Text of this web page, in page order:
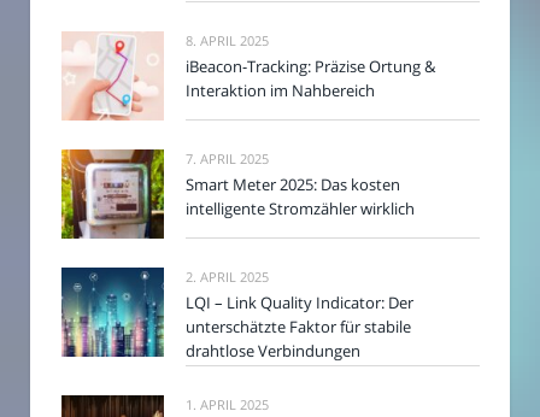
8. APRIL 2025
iBeacon-Tracking: Präzise Ortung &
Interaktion im Nahbereich
7. APRIL 2025
Smart Meter 2025: Das kosten
intelligente Stromzähler wirklich
2. APRIL 2025
LQI – Link Quality Indicator: Der
unterschätzte Faktor für stabile
drahtlose Verbindungen
1. APRIL 2025